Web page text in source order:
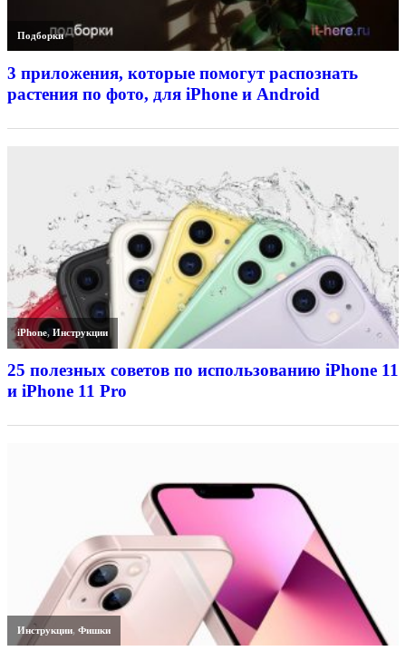
Подборки
3 приложения, которые помогут распознать
растения по фото, для iPhone и Android
iPhone,Инструкции
25 полезных советов по использованию iPhone 11
и iPhone 11 Pro
Инструкции,Фишки